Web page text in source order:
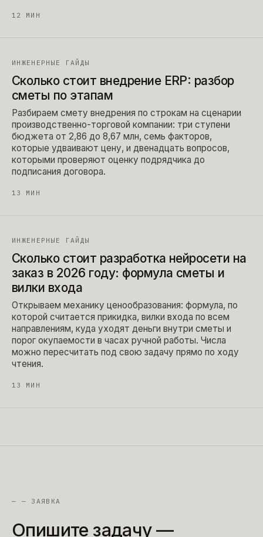
12 МИН
ИНЖЕНЕРНЫЕ ГАЙДЫ
Сколько стоит внедрение ERP: разбор
сметы по этапам
Разбираем смету внедрения по строкам на сценарии
производственно-торговой компании: три ступени
бюджета от 2,86 до 8,67 млн, семь факторов,
которые удваивают цену, и двенадцать вопросов,
которыми проверяют оценку подрядчика до
подписания договора.
13 МИН
ИНЖЕНЕРНЫЕ ГАЙДЫ
Сколько стоит разработка нейросети на
заказ в 2026 году: формула сметы и
вилки входа
Открываем механику ценообразования: формула, по
которой считается прикидка, вилки входа по всем
направлениям, куда уходят деньги внутри сметы и
порог окупаемости в часах ручной работы. Числа
можно пересчитать под свою задачу прямо по ходу
чтения.
13 МИН
— — ЗАЯВКА
Опишите задачу —